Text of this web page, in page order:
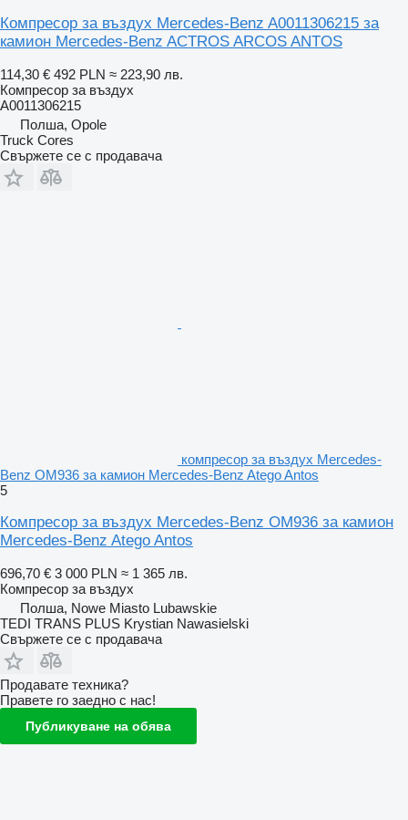
Компресор за въздух Mercedes-Benz A0011306215 за
камион Mercedes-Benz ACTROS ARCOS ANTOS
114,30 € 492 PLN ≈ 223,90 лв.
Компресор за въздух
A0011306215
Полша, Opole
Truck Cores
Свържете се с продавача
компресор за въздух Mercedes-
Benz OM936 за камион Mercedes-Benz Atego Antos
5
Компресор за въздух Mercedes-Benz OM936 за камион
Mercedes-Benz Atego Antos
696,70 € 3 000 PLN ≈ 1 365 лв.
Компресор за въздух
Полша, Nowe Miasto Lubawskie
TEDI TRANS PLUS Krystian Nawasielski
Свържете се с продавача
Продавате техника?
Правете го заедно с нас!
Публикуване на обява